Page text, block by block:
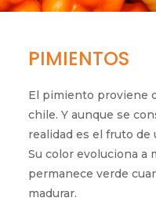
PIMIENTOS
El pimiento proviene
chile. Y aunque se
realidad es el fruto de
Su color evoluciona a
permanece verde
madurar.